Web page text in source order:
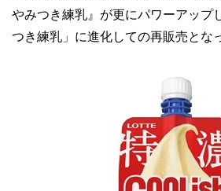
やみつき練乳』が更にパワーアップ
つき練乳」に進化しての再販売とな